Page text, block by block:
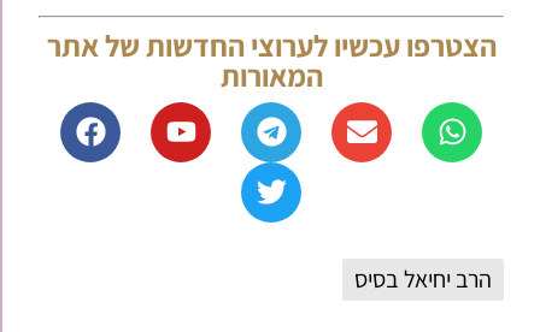
הצטרפו עכשיו לערוצי החדשות של אתר
המאורות
הרב יחיאל בסיס